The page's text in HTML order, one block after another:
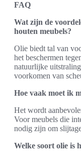
FAQ
Wat zijn de
houten meubels?
Olie biedt tal van
het beschermen
natuurlijke
voorkomen van
Hoe vaak moet ik
Het wordt
Voor meubels die
nodig zijn om
Welke soort olie is